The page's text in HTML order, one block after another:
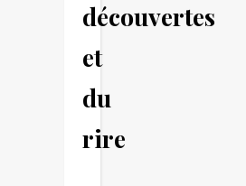
découvertes
et
du
rire